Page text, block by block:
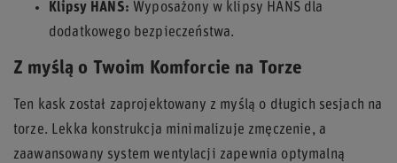
Klipsy HANS: Wyposażony w klipsy HANS dla
dodatkowego bezpieczeństwa.
Z myślą o Twoim Komforcie na Torze
Ten kask został zaprojektowany z myślą o długich sesjach na
torze. Lekka konstrukcja minimalizuje zmęczenie, a
zaawansowany system wentylacji zapewnia optymalną